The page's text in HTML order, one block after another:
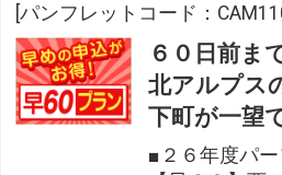
[パンフレットコード：
６０日前ま
北アルプス
下町が一望
■２６年度パ